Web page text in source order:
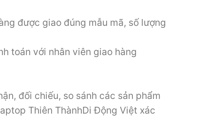
được giao đúng mẫu mã, số lượng
toán với nhân viên giao hàng
đối chiếu, so sánh các sản phẩm
Thiên ThànhDi Động Việt xác